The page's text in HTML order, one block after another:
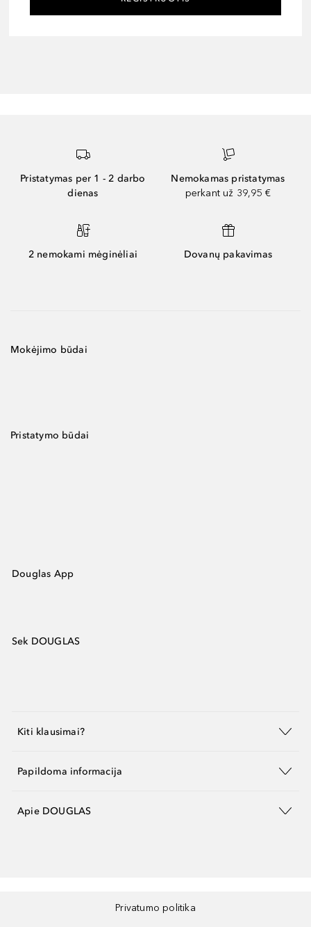
Pristatymas per 1 - 2 darbo
dienas
Nemokamas pristatymas
perkant už 39,95 €
2 nemokami mėginėliai Dovanų pakavimas
Mokėjimo būdai
Pristatymo būdai
Douglas App
Sek DOUGLAS
Kiti klausimai?
Papildoma informacija
Apie DOUGLAS
Privatumo politika